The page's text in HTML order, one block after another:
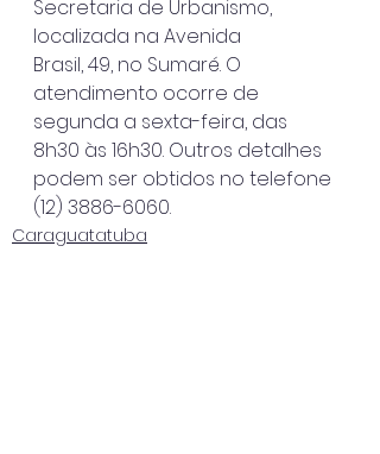
Secretaria de Urbanismo,
localizada na Avenida
Brasil, 49, no Sumaré. O
atendimento ocorre de
segunda a sexta-feira, das
8h30 às 16h30. Outros detalhes
podem ser obtidos no telefone
(12) 3886-6060.
Caraguatatuba